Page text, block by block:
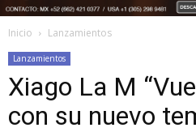
Inicio Lanzamientos
Lanzamientos
Xiago La M
con su nuevo